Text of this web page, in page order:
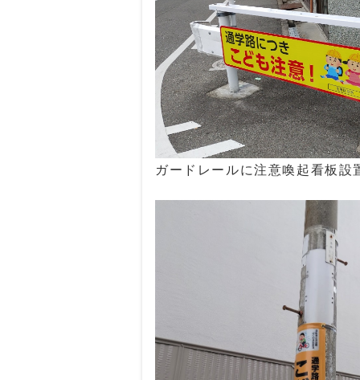
ガードレールに注意喚起看板設